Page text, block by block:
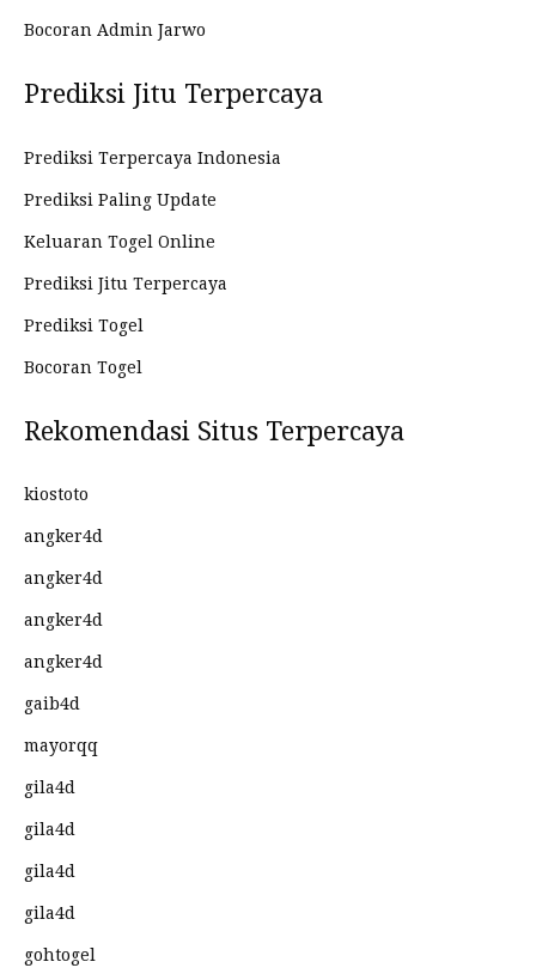
Bocoran Admin Jarwo
Prediksi Jitu Terpercaya
Prediksi Terpercaya Indonesia
Prediksi Paling Update
Keluaran Togel Online
Prediksi Jitu Terpercaya
Prediksi Togel
Bocoran Togel
Rekomendasi Situs Terpercaya
kiostoto
angker4d
angker4d
angker4d
angker4d
gaib4d
mayorqq
gila4d
gila4d
gila4d
gila4d
gohtogel